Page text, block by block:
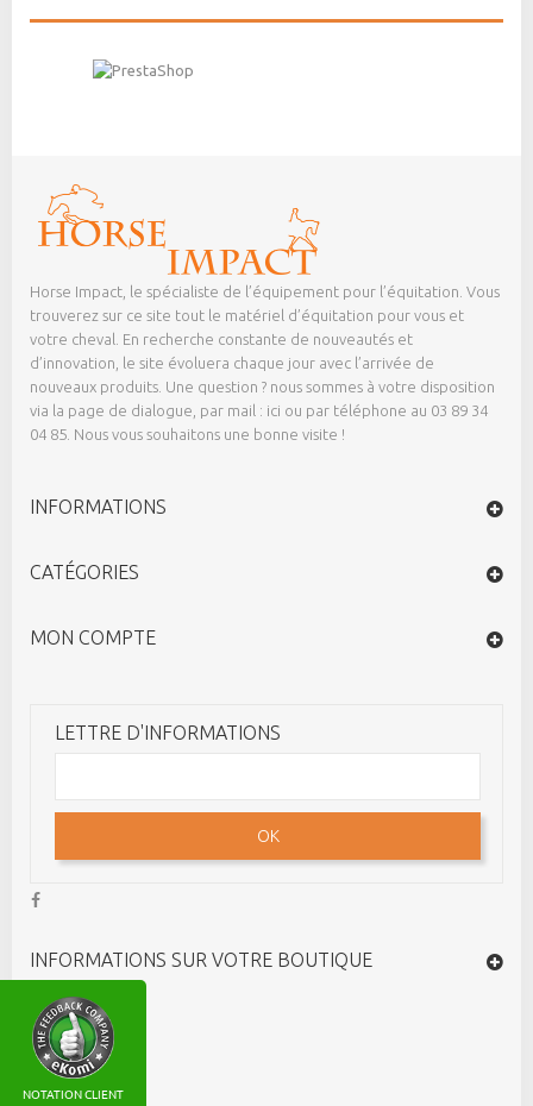
NOTATION CLIENT
Horse Impact, le spécialiste de l’équipement pour l’équitation. Vous
trouverez sur ce site tout le matériel d’équitation pour vous et
votre cheval. En recherche constante de nouveautés et
d’innovation, le site évoluera chaque jour avec l’arrivée de
nouveaux produits. Une question ? nous sommes à votre disposition
via la page de dialogue, par mail : ici ou par téléphone au 03 89 34
04 85. Nous vous souhaitons une bonne visite !
INFORMATIONS
CATÉGORIES
MON COMPTE
LETTRE D'INFORMATIONS
OK
INFORMATIONS SUR VOTRE BOUTIQUE